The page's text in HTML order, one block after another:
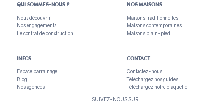
QUI SOMMES-NOUS ?
Nous découvrir
Nos engagements
Le contrat de construction
NOS MAISONS
Maisons traditionnelles
Maisons contemporaines
Maisons plain-pied
INFOS
Espace parrainage
Blog
Nos agences
CONTACT
Contactez-nous
Téléchargez nos guides
Téléchargez notre plaquette
SUIVEZ-NOUS SUR